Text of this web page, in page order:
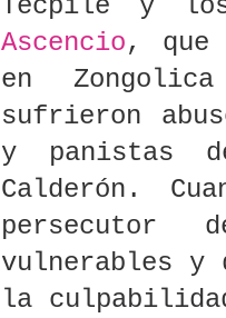
Tecpile y
Ascencio, que
en
sufrieron
y panistas
Calderón.
persecutor
vulnerables y
la